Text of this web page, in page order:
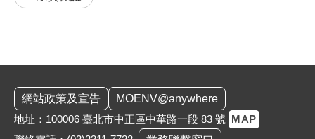
網站政策及宣告
MOENV@anywhere
地址：100006 臺北市中正區中華路一段 83 號 MAP